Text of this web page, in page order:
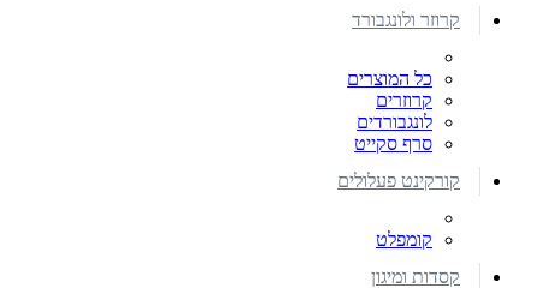
קרוזר ולונגבורד
כל המוצרים
קרוזרים
לונגבורדים
סרף סקייט
קורקינט פעלולים
קומפלט
קסדות ומיגון